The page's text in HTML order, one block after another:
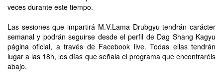
veces durante este tiempo.
Las sesiones que impartirá M.V.Lama Drubgyu tendrán carácter
semanal y podrán seguirse desde el perfil de Dag Shang Kagyu
página oficial, a través de Facebook live. Todas ellas tendrán
lugar a las 18h, los días que señala el programa que encontraréis
abajo.